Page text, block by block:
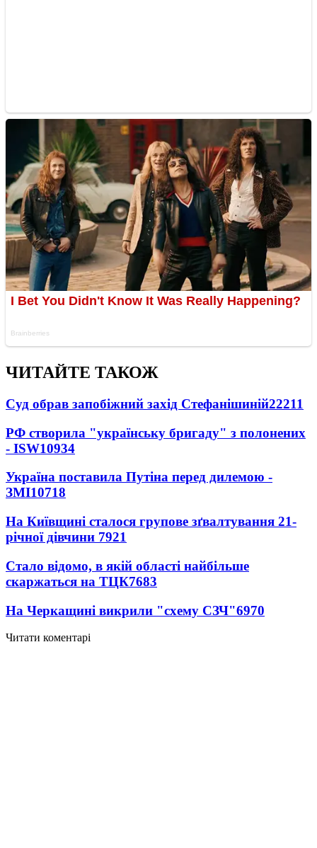
ЧИТАЙТЕ ТАКОЖ
Суд обрав запобіжний захід Стефанішиній22211
РФ створила "українську бригаду" з полонених
- ISW10934
Україна поставила Путіна перед дилемою -
ЗМІ10718
На Київщині сталося групове зґвалтування 21-
річної дівчини 7921
Стало відомо, в якій області найбільше
скаржаться на ТЦК7683
На Черкащині викрили "схему СЗЧ"6970
Читати коментарі